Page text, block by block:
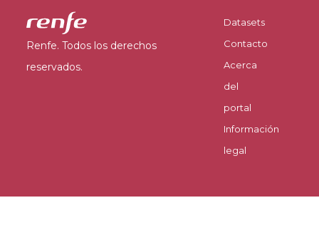
Renfe. Todos los derechos
reservados.
Datasets
Contacto
Acerca
del
portal
Información
legal